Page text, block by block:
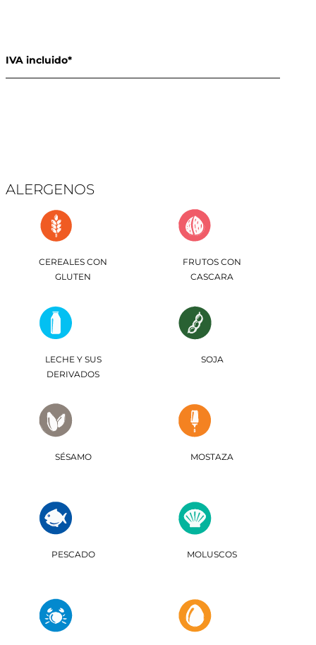
IVA incluido*
ALERGENOS
CEREALES CON
GLUTEN
FRUTOS CON
CASCARA
LECHE Y SUS
DERIVADOS
SOJA
SÉSAMO MOSTAZA
PESCADO MOLUSCOS